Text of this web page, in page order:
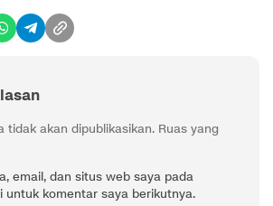
tidak akan dipublikasikan. Ruas yang
email, dan situs web saya pada
untuk komentar saya berikutnya.